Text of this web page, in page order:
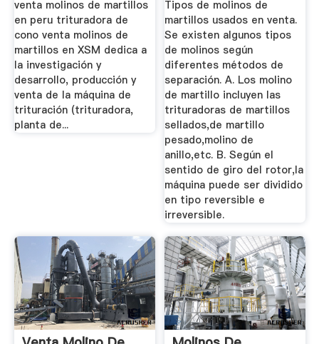
venta molinos de martillos
en peru trituradora de
cono venta molinos de
martillos en XSM dedica a
la investigación y
desarrollo, producción y
venta de la máquina de
trituración (trituradora,
planta de...
Tipos de molinos de
martillos usados en venta.
Se existen algunos tipos
de molinos según
diferentes métodos de
separación. A. Los molino
de martillo incluyen las
trituradoras de martillos
sellados,de martillo
pesado,molino de
anillo,etc. B. Según el
sentido de giro del rotor,la
máquina puede ser dividido
en tipo reversible e
irreversible.